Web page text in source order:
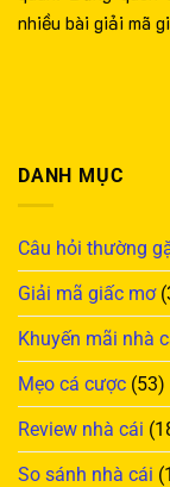
nhiều bài giải mã
DANH MỤC
Câu hỏi thường
Giải mã giấc mơ
Khuyến mãi nhà
Mẹo cá cược (53)
Review nhà cái
So sánh nhà cái